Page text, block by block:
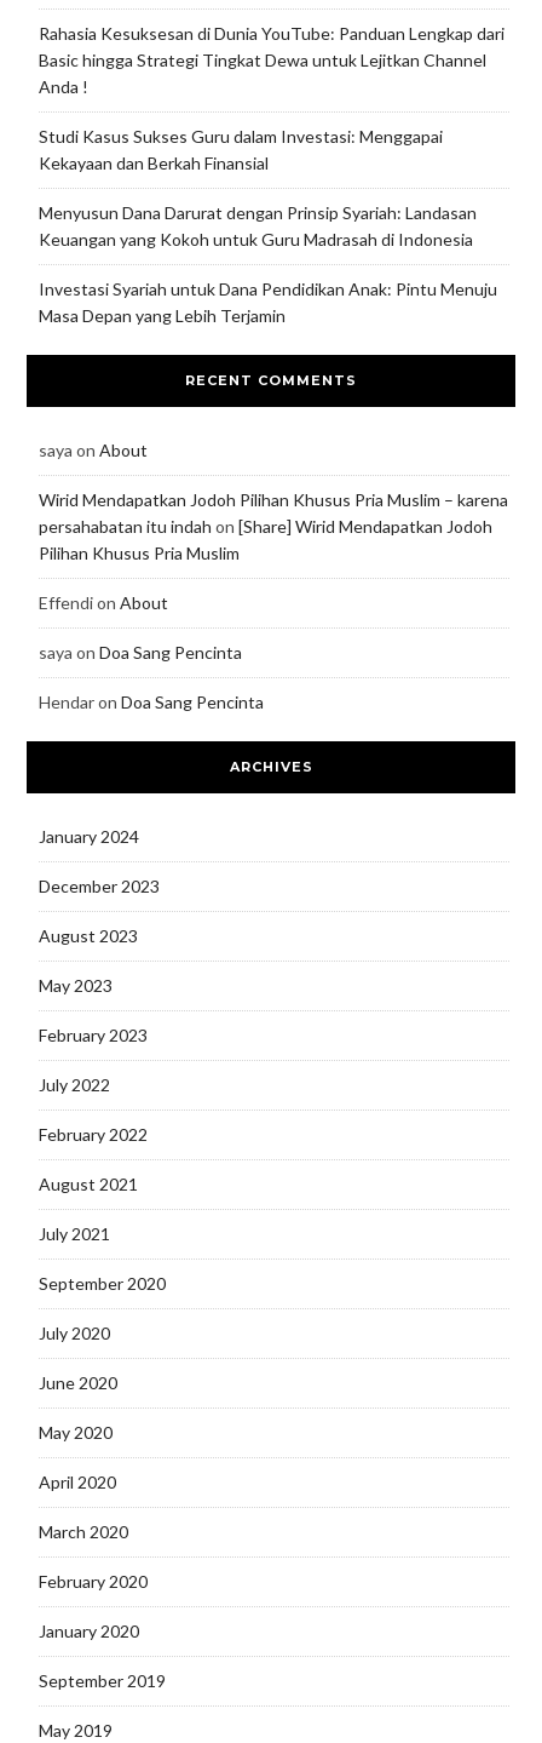
Rahasia Kesuksesan di Dunia YouTube: Panduan Lengkap dari
Basic hingga Strategi Tingkat Dewa untuk Lejitkan Channel
Anda !
Studi Kasus Sukses Guru dalam Investasi: Menggapai
Kekayaan dan Berkah Finansial
Menyusun Dana Darurat dengan Prinsip Syariah: Landasan
Keuangan yang Kokoh untuk Guru Madrasah di Indonesia
Investasi Syariah untuk Dana Pendidikan Anak: Pintu Menuju
Masa Depan yang Lebih Terjamin
RECENT COMMENTS
saya on About
Wirid Mendapatkan Jodoh Pilihan Khusus Pria Muslim – karena
persahabatan itu indah on [Share] Wirid Mendapatkan Jodoh
Pilihan Khusus Pria Muslim
Effendion About
saya on Doa Sang Pencinta
Hendaron Doa Sang Pencinta
ARCHIVES
January 2024
December 2023
August 2023
May 2023
February 2023
July 2022
February 2022
August 2021
July 2021
September 2020
July 2020
June 2020
May 2020
April 2020
March 2020
February 2020
January 2020
September 2019
May 2019